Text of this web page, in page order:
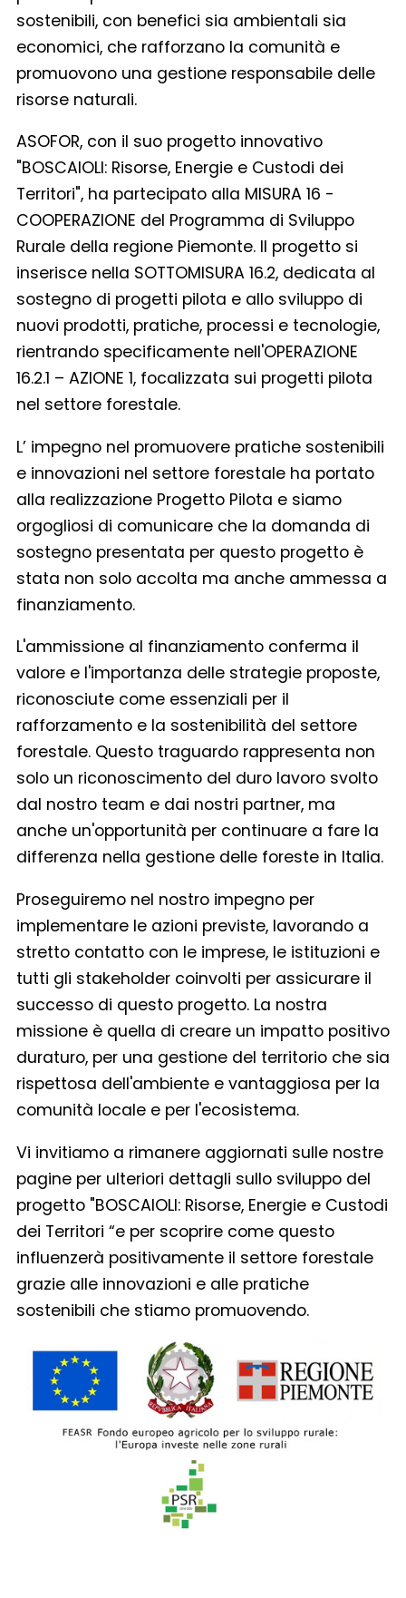
sostenibili, con benefici sia ambientali sia
economici, che rafforzano la comunità e
promuovono una gestione responsabile delle
risorse naturali.
ASOFOR, con il suo progetto innovativo
"BOSCAIOLI: Risorse, Energie e Custodi dei
Territori", ha partecipato alla MISURA 16 -
COOPERAZIONE del Programma di Sviluppo
Rurale della regione Piemonte. Il progetto si
inserisce nella SOTTOMISURA 16.2, dedicata al
sostegno di progetti pilota e allo sviluppo di
nuovi prodotti, pratiche, processi e tecnologie,
rientrando specificamente nell'OPERAZIONE
16.2.1 – AZIONE 1, focalizzata sui progetti pilota
nel settore forestale.
L’ impegno nel promuovere pratiche sostenibili
e innovazioni nel settore forestale ha portato
alla realizzazione Progetto Pilota e siamo
orgogliosi di comunicare che la domanda di
sostegno presentata per questo progetto è
stata non solo accolta ma anche ammessa a
finanziamento.
L'ammissione al finanziamento conferma il
valore e l'importanza delle strategie proposte,
riconosciute come essenziali per il
rafforzamento e la sostenibilità del settore
forestale. Questo traguardo rappresenta non
solo un riconoscimento del duro lavoro svolto
dal nostro team e dai nostri partner, ma
anche un'opportunità per continuare a fare la
differenza nella gestione delle foreste in Italia.
Proseguiremo nel nostro impegno per
implementare le azioni previste, lavorando a
stretto contatto con le imprese, le istituzioni e
tutti gli stakeholder coinvolti per assicurare il
successo di questo progetto. La nostra
missione è quella di creare un impatto positivo
duraturo, per una gestione del territorio che sia
rispettosa dell'ambiente e vantaggiosa per la
comunità locale e per l'ecosistema.
Vi invitiamo a rimanere aggiornati sulle nostre
pagine per ulteriori dettagli sullo sviluppo del
progetto "BOSCAIOLI: Risorse, Energie e Custodi
dei Territori “e per scoprire come questo
influenzerà positivamente il settore forestale
grazie alle innovazioni e alle pratiche
sostenibili che stiamo promuovendo.